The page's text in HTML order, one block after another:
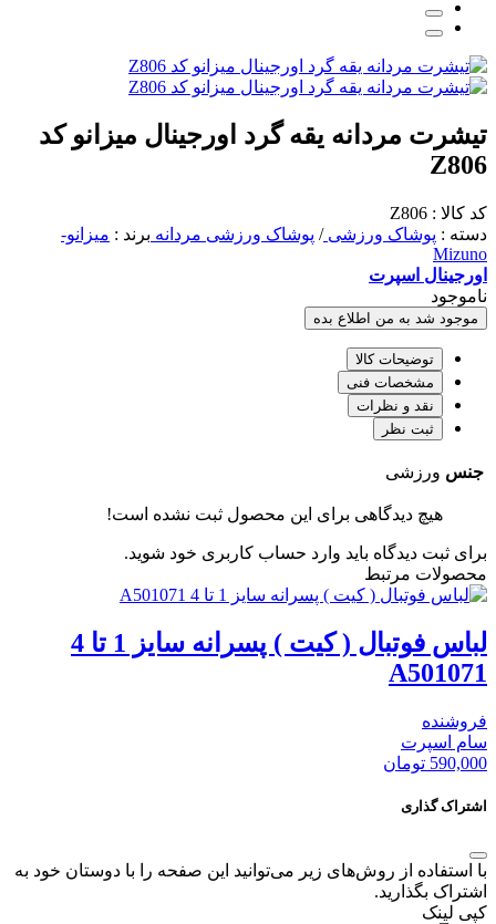
تیشرت مردانه یقه گرد اورجینال میزانو کد
Z806
کد کالا : Z806
دسته : پوشاک ورزشی/ پوشاک ورزشی مردانه برند : میزانو-
Mizuno
اورجینال اسپرت
ناموجود
موجود شد به من اطلاع بده
توضیحات کالا
مشخصات فنی
نقد و نظرات
ثبت نظر
جنس ورزشی
هیچ دیدگاهی برای این محصول ثبت نشده است!
برای ثبت دیدگاه باید وارد حساب کاربری خود شوید.
محصولات مرتبط
لباس فوتبال ( کیت ) پسرانه سایز 1 تا 4
A501071
فروشنده
سام اسپرت
590,000 تومان
اشتراک گذاری
با استفاده از روش‌های زیر می‌توانید این صفحه را با دوستان خود به
اشتراک بگذارید.
کپی لینک